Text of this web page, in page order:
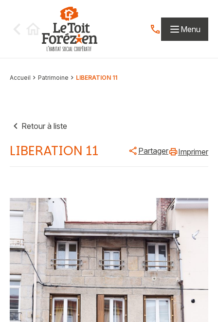
Contactez-nous
Menu
Accueil Patrimoine LIBERATION 11
Retour à liste
LIBERATION 11 Partager Imprimer